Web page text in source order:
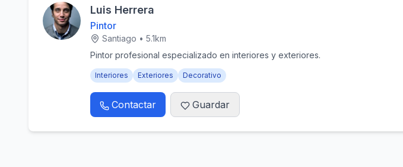
Luis Herrera
Pintor
Santiago • 5.1km
Pintor profesional especializado en interiores y exteriores.
Interiores Exteriores Decorativo
Contactar Guardar